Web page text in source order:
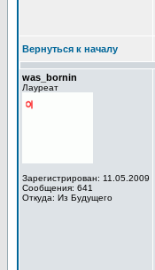
Вернуться к началу
was_bornin
Лауреат
Зарегистрирован: 11.05.2009
Сообщения: 641
Откуда: Из Будущего